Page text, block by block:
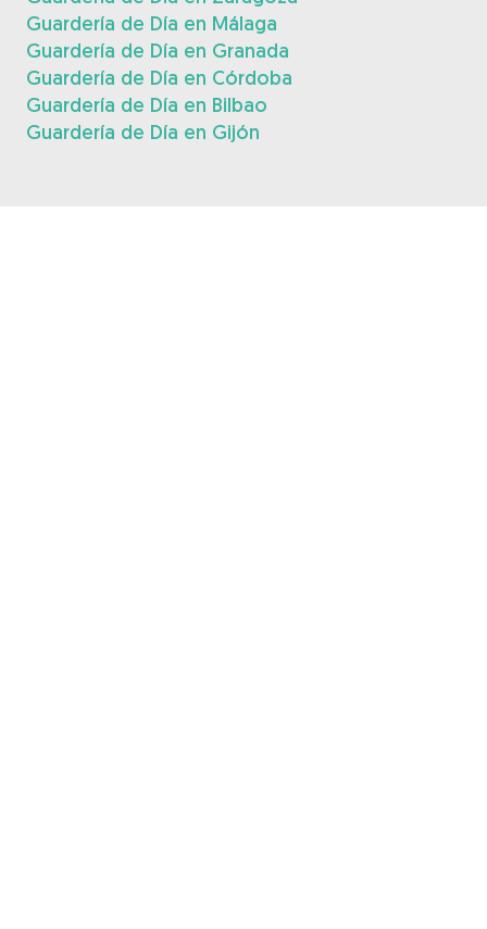
Guardería de Día en Málaga
Guardería de Día en Granada
Guardería de Día en Córdoba
Guardería de Día en Bilbao
Guardería de Día en Gijón